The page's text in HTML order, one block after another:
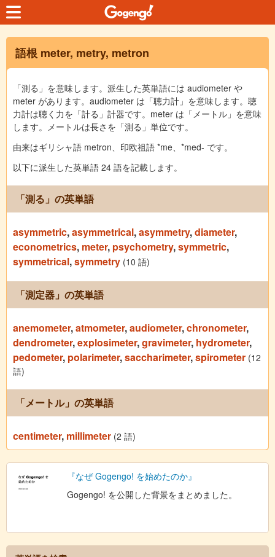
語根 meter, metry, metron
「測る」を意味します。派生した英単語には audiometer や
meter があります。audiometer は「聴力計」を意味します。聴
力計は聴く力を「計る」計器です。meter は「メートル」を意味
します。メートルは長さを「測る」単位です。
由来はギリシャ語 metron、印欧祖語 *me、*med- です。
以下に派生した英単語 24 語を記載します。
「測る」の英単語
asymmetric,asymmetrical,asymmetry,diameter,
econometrics, meter, psychometry,symmetric,
symmetrical,symmetry (10 語)
「測定器」の英単語
anemometer,atmometer,audiometer,chronometer,
dendrometer,explosimeter,gravimeter, hydrometer,
pedometer, polarimeter,saccharimeter,spirometer (12
語)
「メートル」の英単語
centimeter, millimeter (2 語)
『なぜ Gogengo! を始めたのか』
Gogengo! を公開した背景をまとめました。